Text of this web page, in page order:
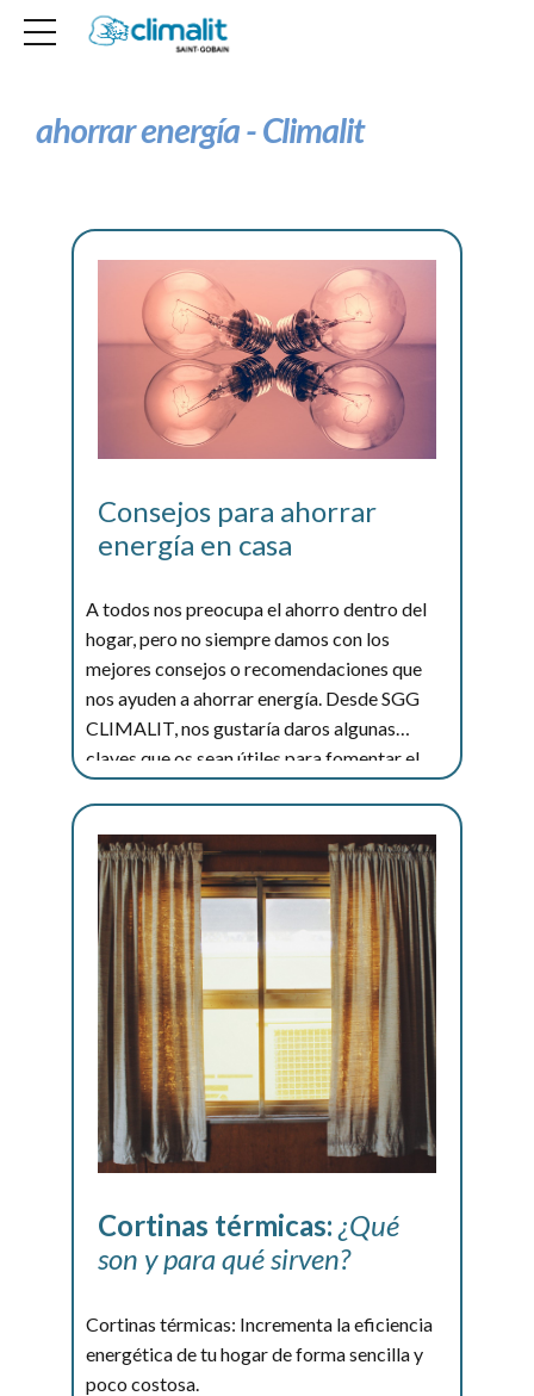
ahorrar energía - Climalit
Consejos para ahorrar
energía en casa
A todos nos preocupa el ahorro dentro del
hogar, pero no siempre damos con los
mejores consejos o recomendaciones que
nos ayuden a ahorrar energía. Desde SGG
CLIMALIT, nos gustaría daros algunas
claves que os sean útiles para fomentar el...
Leer más...
Cortinas térmicas: ¿Qué
son y para qué sirven?
Cortinas térmicas: Incrementa la eficiencia
energética de tu hogar de forma sencilla y
poco costosa.